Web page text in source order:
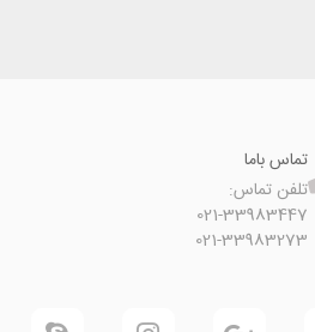
تماس باما
تلفن تماس:
021-33983447
021-33983273